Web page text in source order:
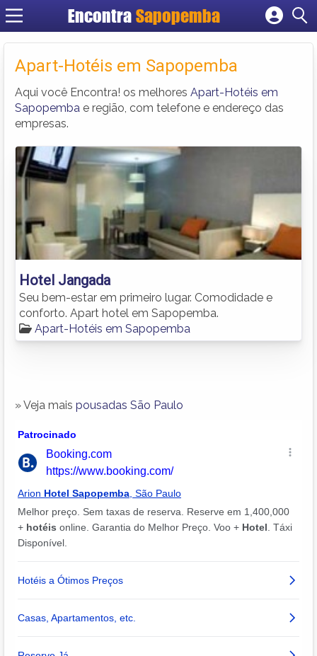
Encontra Sapopemba
Cadastrar empresa
Criar conta
Apart-Hotéis em Sapopemba
Aqui você Encontra! os melhores Apart-Hotéis em
Sapopemba e região, com telefone e endereço das
empresas.
Hotel Jangada
Seu bem-estar em primeiro lugar. Comodidade e
conforto. Apart hotel em Sapopemba.
Apart-Hotéis em Sapopemba
» Veja mais pousadas São Paulo